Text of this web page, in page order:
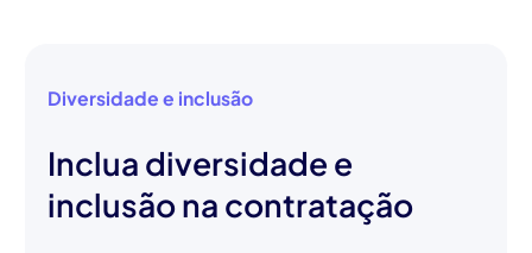
Diversidade e inclusão
Inclua diversidade e
inclusão na contratação